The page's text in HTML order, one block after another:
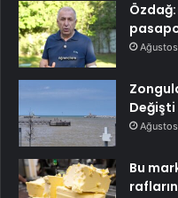
Değişti
Bu